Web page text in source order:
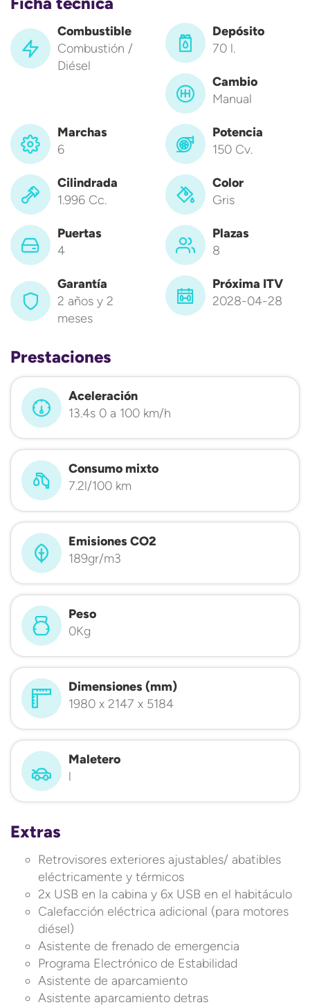
Combustible
Combustión /
Diésel
Depósito
70 l.
Cambio
Manual
Marchas
6
Potencia
150 Cv.
Cilindrada
1.996 Cc.
Color
Gris
Puertas
4
Plazas
8
Garantía
2 años y 2
meses
Próxima ITV
2028-04-28
Prestaciones
Aceleración
13.4s 0 a 100 km/h
Consumo mixto
7.2l/100 km
Emisiones CO2
189gr/m3
Peso
0Kg
Dimensiones (mm)
1980 x 2147 x 5184
Maletero
l
Extras
Retrovisores exteriores ajustables/ abatibles
eléctricamente y térmicos
2x USB en la cabina y 6x USB en el habitáculo
Calefacción eléctrica adicional (para motores
diésel)
Asistente de frenado de emergencia
Programa Electrónico de Estabilidad
Asistente de aparcamiento
Asistente aparcamiento detras